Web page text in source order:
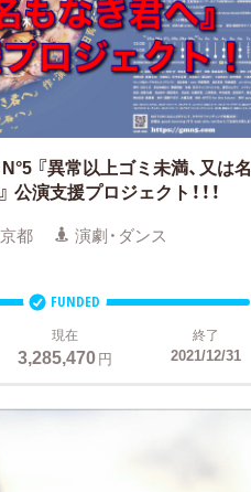
『異常以上ゴミ未満、又は名
公演支援プロジェクト！！！
都 演劇・ダンス
FUNDED
現在
3,285,470円
終了
2021/12/31